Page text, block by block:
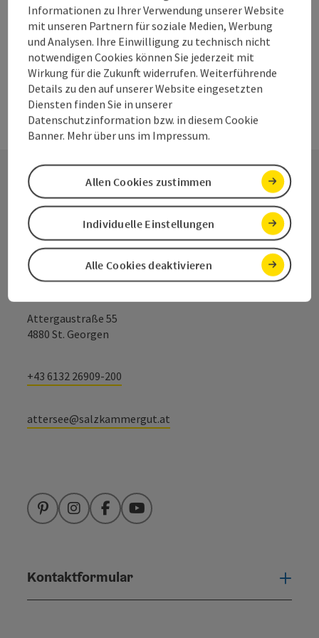
Seite zurück 1 … 5
Kontakt
Salzkammergut Tourismus - Destination
Attersee-Attergau
Attergaustraße 55
4880 St. Georgen
+43 6132 26909-200
attersee@salzkammergut.at
PinterestInstagramFacebookYouTube
Kontaktformular
Informationen zu Ihrer Verwendung unserer Website
mit unseren Partnern für soziale Medien, Werbung
und Analysen. Ihre Einwilligung zu technisch nicht
notwendigen Cookies können Sie jederzeit mit
Wirkung für die Zukunft widerrufen. Weiterführende
Details zu den auf unserer Website eingesetzten
Diensten finden Sie in unserer
Datenschutzinformation bzw. in diesem Cookie
Banner. Mehr über uns im Impressum.
Alle Cookies deaktivieren
Individuelle Einstellungen
Allen Cookies zustimmen